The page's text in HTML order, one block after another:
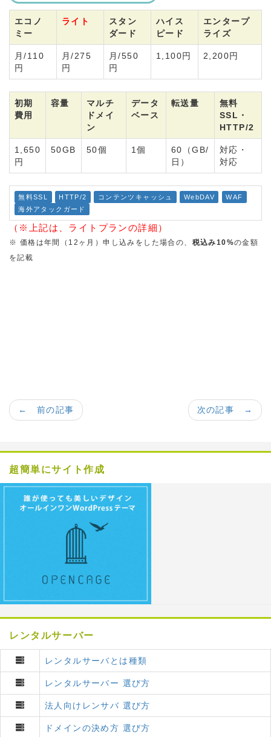
エコノ
ミー
ライト
スタン
ダード
ハイス
ピード
エンタープ
ライズ
月/110
円
月/275
円
月/550
円
1,100円 2,200円
初期
費用
容量
マルチ
ドメイ
ン
データ
ベース
転送量
無料
SSL・
HTTP/2
1,650
円
50GB 50個 1個
60（GB/
日）
対応・
対応
無料SSL HTTP/2 コンテンツキャッシュ WebDAV
WAF
海外アタックガード
（※上記は、ライトプランの詳細）
※ 価格は年間（12ヶ月）申し込みをした場合の、 税込み10%の金額
を記載
次の記事 →
← 前の記事
超簡単にサイト作成
レンタルサーバー
レンタルサーバとは種類
レンタルサーバー 選び方
法人向けレンサバ 選び方
ドメインの決め方 選び方